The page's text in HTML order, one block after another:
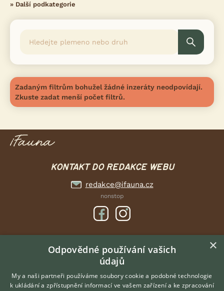
» Další podkategorie
Zadaným filtrům bohužel žádné inzeráty neodpovídají.
Zkuste zadat menší počet filtrů.
KONTAKT DO REDAKCE WEBU
redakce@ifauna.cz
nonstop
DOMOVSKÁ STRÁNKA
INZERCE
DISKUSE
ČLÁNKY
×
Odpovědné používání vašich
údajů
My a naši partneři používáme soubory cookie a podobné technologie
k ukládání a zpřístupnění informací ve vašem zařízení a ke zpracování